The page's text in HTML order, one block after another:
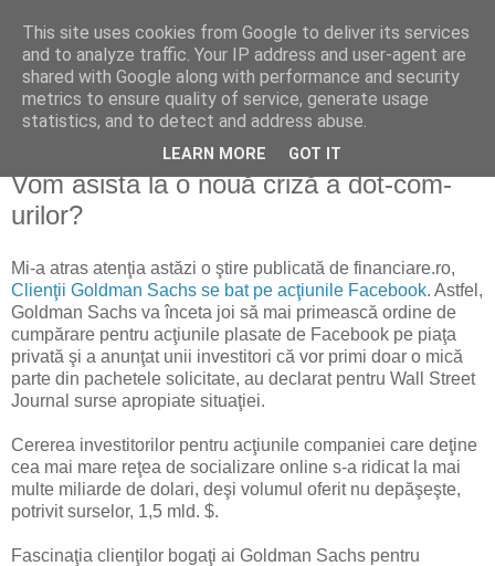
Reflecţii economice
blog de reflecţii, informaţii şi opinii economice
joi, 6 ianuarie 2011
Vom asista la o nouă criză a dot-com-
urilor?
Mi-a atras atenţia astăzi o ştire publicată de financiare.ro,
Clienţii Goldman Sachs se bat pe acţiunile Facebook. Astfel,
Goldman Sachs va înceta joi să mai primească ordine de
cumpărare pentru acţiunile plasate de Facebook pe piaţa
privată şi a anunţat unii investitori că vor primi doar o mică
parte din pachetele solicitate, au declarat pentru Wall Street
Journal surse apropiate situaţiei.
Cererea investitorilor pentru acţiunile companiei care deţine
cea mai mare reţea de socializare online s-a ridicat la mai
multe miliarde de dolari, deşi volumul oferit nu depăşeşte,
potrivit surselor, 1,5 mld. $.
Fascinaţia clienţilor bogaţi ai Goldman Sachs pentru
This site uses cookies from Google to deliver its services
and to analyze traffic. Your IP address and user-agent are
shared with Google along with performance and security
metrics to ensure quality of service, generate usage
statistics, and to detect and address abuse.
LEARN MORE GOT IT